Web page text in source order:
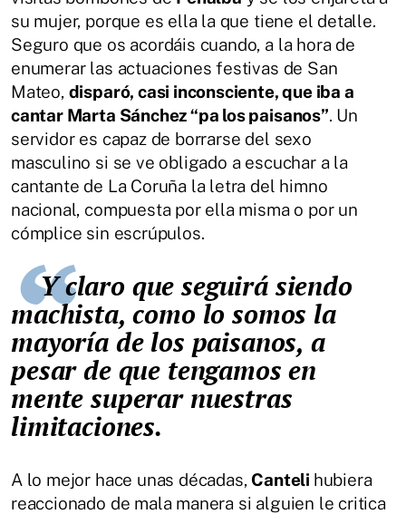
su mujer, porque es ella la que tiene el detalle.
Seguro que os acordáis cuando, a la hora de
enumerar las actuaciones festivas de San
Mateo, disparó, casi inconsciente, que iba a
cantar Marta Sánchez “pa los paisanos”. Un
servidor es capaz de borrarse del sexo
masculino si se ve obligado a escuchar a la
cantante de La Coruña la letra del himno
nacional, compuesta por ella misma o por un
cómplice sin escrúpulos.
Y claro que seguirá siendo
machista, como lo somos la
mayoría de los paisanos, a
pesar de que tengamos en
mente superar nuestras
limitaciones.
A lo mejor hace unas décadas, Canteli hubiera
reaccionado de mala manera si alguien le critica